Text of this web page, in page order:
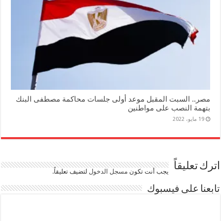
مصر.. السبت المقبل موعد أولى جلسات محاكمة مصطفى البنك
بتهمة النصب على مواطنين
19 مايو، 2022
اترك تعليقاً يجب أنت تكون مسجل الدخوللتضيف تعليقاً.
تابعنا على فيسبوك